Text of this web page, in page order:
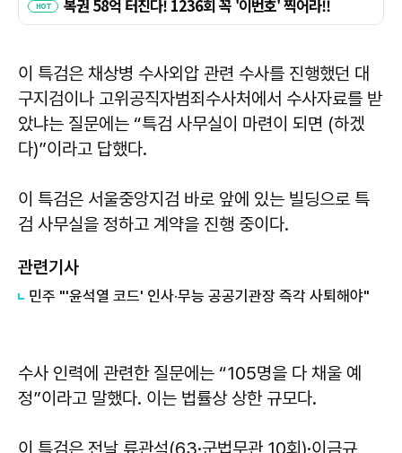
이 특검은 채상병 수사외압 관련 수사를 진행했던 대
구지검이나 고위공직자범죄수사처에서 수사자료를 받
았냐는 질문에는 “특검 사무실이 마련이 되면 (하겠
다)”이라고 답했다.
이 특검은 서울중앙지검 바로 앞에 있는 빌딩으로 특
검 사무실을 정하고 계약을 진행 중이다.
관련기사
민주 "'윤석열 코드' 인사·무능 공공기관장 즉각 사퇴해야"
수사 인력에 관련한 질문에는 “105명을 다 채울 예
정”이라고 말했다. 이는 법률상 상한 규모다.
이 특검은 전날 류관석(63·군법무관 10회)·이금규